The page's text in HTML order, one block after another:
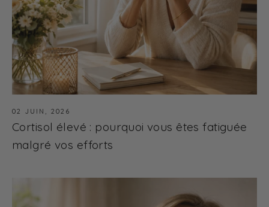
02 JUIN, 2026
Cortisol élevé : pourquoi vous êtes fatiguée
malgré vos efforts